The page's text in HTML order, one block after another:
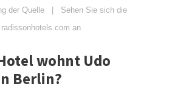
der Quelle | Sehen Sie sich die
an
wohnt Udo
Berlin?